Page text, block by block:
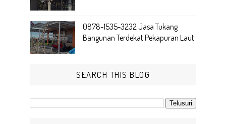
0878-1535-3232 Jasa Tukang
Bangunan Terdekat Pekapuran Laut
SEARCH THIS BLOG